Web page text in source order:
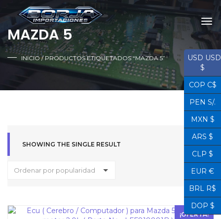
MAZDA 5
INICIO/ PRODUCTOS ETIQUETADOS “MAZDA 5”
SHOWING THE SINGLE RESULT
Ordenar por popularidad
¡OFERTA!
USD USD
$
COP C$
PEN S/.
MXN $
ARS $
CLP $
EUR €
BRL R$
DOP $